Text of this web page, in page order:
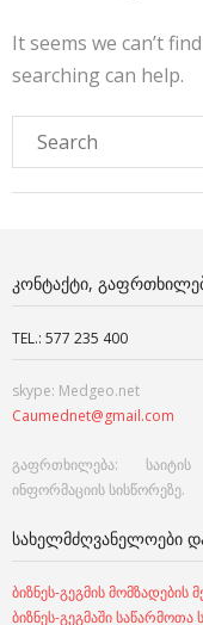
It seems we can’t
searching can help.
ᲙᲝᲜᲢᲐᲥᲢᲘ,
TEL.: 577 235 400
skype: Medgeo.net
Caumednet@gmail.com
გაფრთხილება: საიტის
ინფორმაციის სისწორეზე.
ᲡᲐᲮᲔᲚᲛᲫᲦᲕᲐᲜᲔᲚᲝᲔᲑᲘ
ბიზნეს-გეგმის
ბიზნეს-გეგმაში საწარმოთა